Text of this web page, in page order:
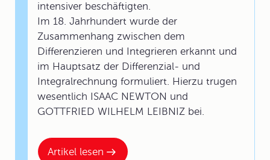
Artikel lesen
intensiver beschäftigten.
Im 18. Jahrhundert wurde der
Zusammenhang zwischen dem
Differenzieren und Integrieren erkannt und
im Hauptsatz der Differenzial- und
Integralrechnung formuliert. Hierzu trugen
wesentlich ISAAC NEWTON und
GOTTFRIED WILHELM LEIBNIZ bei.